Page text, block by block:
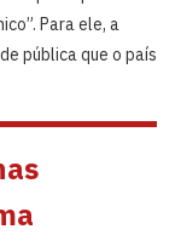
Para ele, a
pública que o país